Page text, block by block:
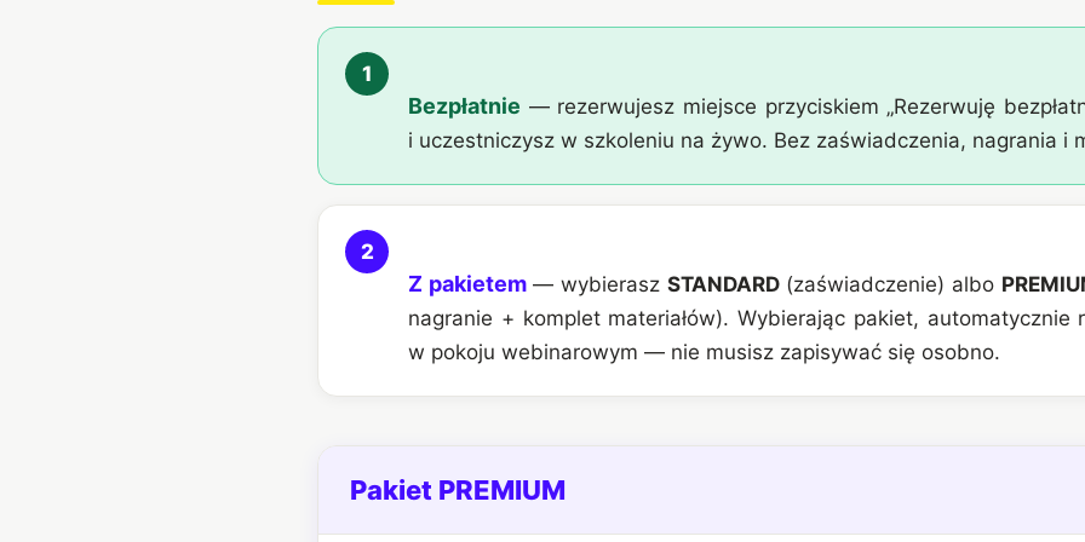
1
Bezpłatnie — rezerwujesz miejsce przyciskiem „Rezerwuję
i uczestniczysz w szkoleniu na żywo. Bez zaświadczenia, nagrania i
2
Z pakietem— wybierasz STANDARD(zaświadczenie) albo
nagranie + komplet materiałów). Wybierając pakiet, automatycznie
w pokoju webinarowym — nie musisz zapisywać się osobno.
Pakiet PREMIUM